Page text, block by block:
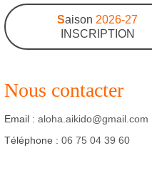
Saison 2026-27
INSCRIPTION
Nous contacter
Email : aloha.aikido@gmail.com
Téléphone : 06 75 04 39 60